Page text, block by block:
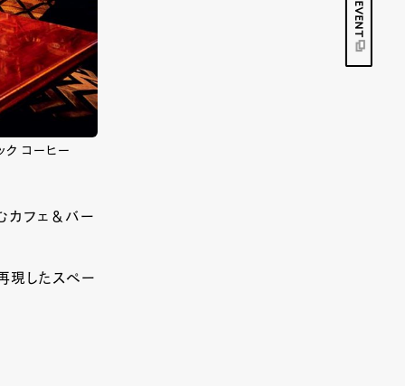
EVENT
ク コーヒー
カフェ＆バー
現したスペー